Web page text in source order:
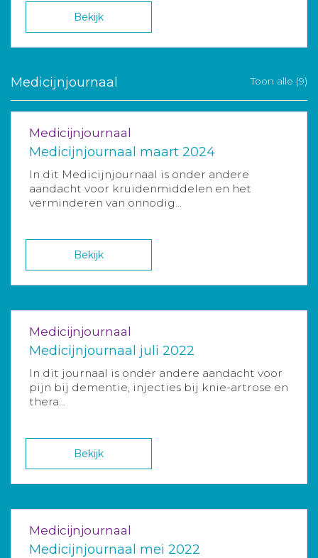
Bekijk
Medicijnjournaal Toon alle (9)
Medicijnjournaal
Medicijnjournaal maart 2024
In dit Medicijnjournaal is onder andere
aandacht voor kruidenmiddelen en het
verminderen van onnodig...
Bekijk
Medicijnjournaal
Medicijnjournaal juli 2022
In dit journaal is onder andere aandacht voor
pijn bij dementie, injecties bij knie-artrose en
thera...
Bekijk
Medicijnjournaal
Medicijnjournaal mei 2022